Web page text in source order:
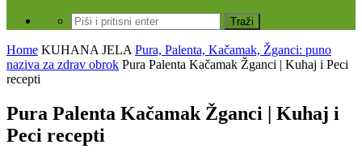
Home KUHANA JELA Pura, Palenta, Kačamak, Žganci: puno
naziva za zdrav obrok Pura Palenta Kačamak Žganci | Kuhaj i Peci
recepti
Pura Palenta Kačamak Žganci | Kuhaj i
Peci recepti